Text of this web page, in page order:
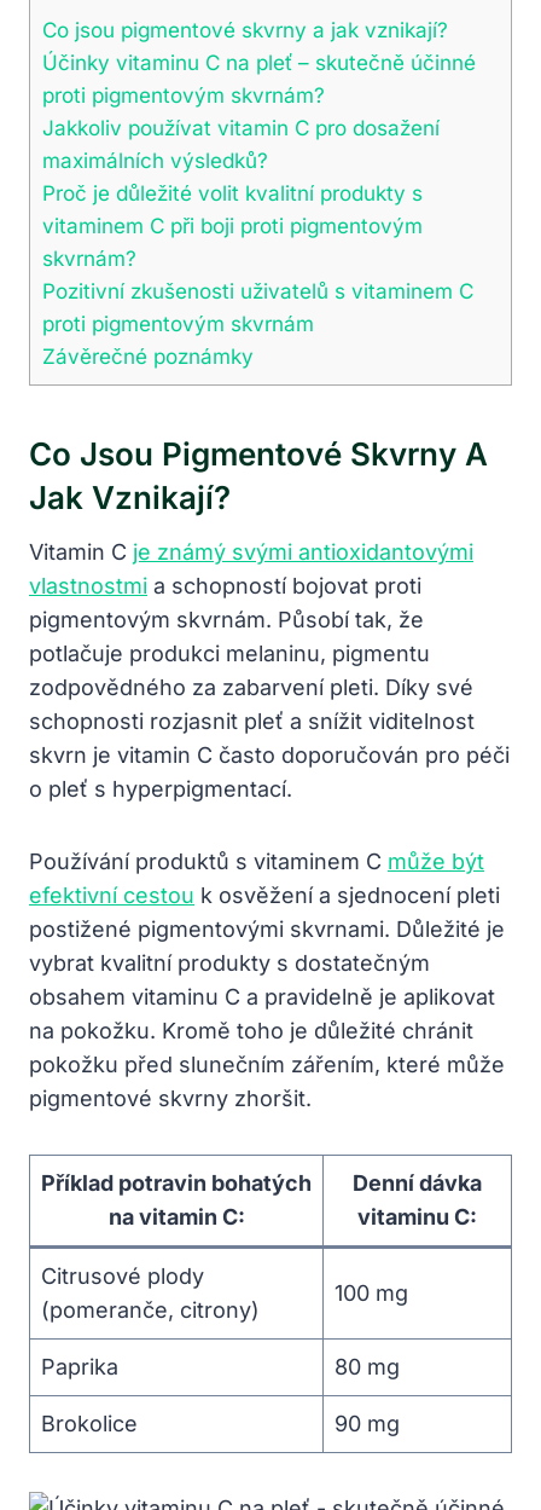
Co jsou pigmentové skvrny a jak vznikají?
Účinky vitaminu C na pleť – skutečně účinné
proti pigmentovým skvrnám?
Jakkoliv používat vitamin C pro dosažení
maximálních výsledků?
Proč je důležité volit kvalitní produkty s
vitaminem C při boji proti pigmentovým
skvrnám?
Pozitivní zkušenosti uživatelů s vitaminem C
proti pigmentovým skvrnám
Závěrečné poznámky
Co Jsou Pigmentové Skvrny A
Jak Vznikají?
Vitamin C je známý svými antioxidantovými
vlastnostmi a schopností bojovat proti
pigmentovým skvrnám. Působí tak, že
potlačuje produkci melaninu, pigmentu
zodpovědného za zabarvení pleti. Díky své
schopnosti rozjasnit pleť a snížit viditelnost
skvrn je vitamin C často doporučován pro péči
o pleť s hyperpigmentací.
Používání produktů s vitaminem C může být
efektivní cestou k osvěžení a sjednocení pleti
postižené pigmentovými skvrnami. Důležité je
vybrat kvalitní produkty s dostatečným
obsahem vitaminu C a pravidelně je aplikovat
na pokožku. Kromě toho je důležité chránit
pokožku před slunečním zářením, které může
pigmentové skvrny zhoršit.
Příklad potravin bohatých
na vitamin C:
Denní dávka
vitaminu C:
Citrusové plody
(pomeranče, citrony)
100 mg
Paprika 80 mg
Brokolice 90 mg